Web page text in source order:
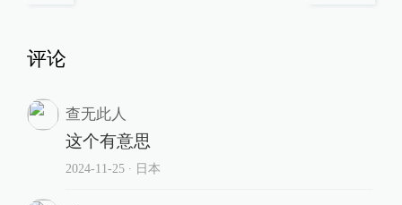
评论
查无此人
这个有意思
2024-11-25∙ 日本